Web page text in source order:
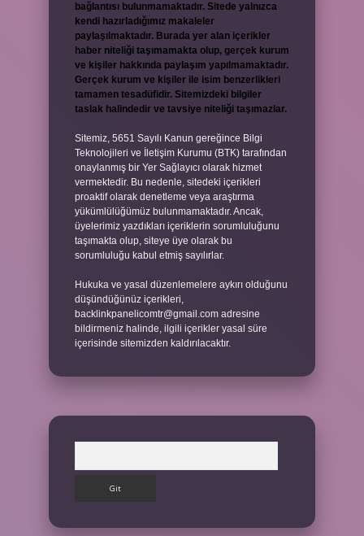
bağlantısı bulunmamaktadır. Sitede yalnızca
kendi hazırladığımız makaleler
paylaşılmaktadır. Burada yer alan içerikler
haber niteliği taşımamakta olup, gerçek kurum
ve kişiler hakkında paylaşım yapılmamaktadır.
Gerçek kurum ve kişiler ile isim benzerlikleri
tamamen tesadüfidir. Sitemizdeki bilgiler
taslak halindedir ve tavsiye niteliği taşımazlar.
Sitemiz, 5651 Sayılı Kanun gereğince Bilgi
Teknolojileri ve İletişim Kurumu (BTK) tarafından
onaylanmış bir Yer Sağlayıcı olarak hizmet
vermektedir. Bu nedenle, sitedeki içerikleri
proaktif olarak denetleme veya araştırma
yükümlülüğümüz bulunmamaktadır. Ancak,
üyelerimiz yazdıkları içeriklerin sorumluluğunu
taşımakta olup, siteye üye olarak bu
sorumluluğu kabul etmiş sayılırlar.
Hukuka ve yasal düzenlemelere aykırı olduğunu
düşündüğünüz içerikleri,
backlinkpanelicomtr@gmail.com adresine
bildirmeniz halinde, ilgili içerikler yasal süre
içerisinde sitemizden kaldırılacaktır.